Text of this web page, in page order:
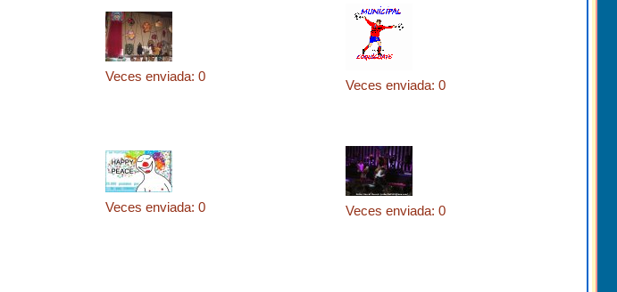
Veces enviada: 0
Veces enviada: 0
Veces enviada: 0 Veces enviada: 0